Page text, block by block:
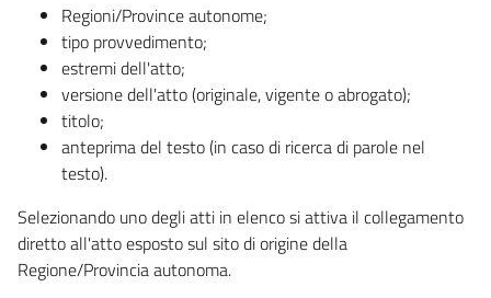
Regioni/Province autonome;
tipo provvedimento;
estremi dell'atto;
versione dell'atto (originale, vigente o abrogato);
titolo;
anteprima del testo (in caso di ricerca di parole nel
testo).
Selezionando uno degli atti in elenco si attiva il collegamento
diretto all'atto esposto sul sito di origine della
Regione/Provincia autonoma.